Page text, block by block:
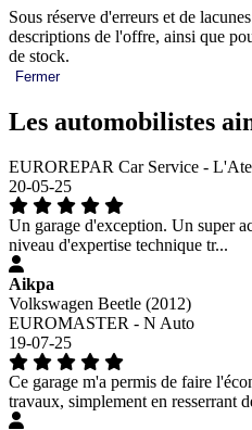
Sous réserve d'erreurs et de
descriptions de l'offre, ainsi que
de stock.
Fermer
Les automobilistes
EUROREPAR Car Service -
20-05-25
Un garage d'exception. Un super
niveau d'expertise technique tr...
Aikpa
Volkswagen Beetle (2012)
EUROMASTER - N Auto
19-07-25
Ce garage m'a permis de faire
travaux, simplement en resserrant